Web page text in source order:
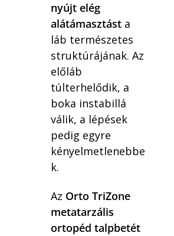
nyújt elég
alátámasztást a
láb természetes
struktúrájának. Az
előláb
túlterhelődik, a
boka instabillá
válik, a lépések
pedig egyre
kényelmetlenebbe
k.
Az Orto TriZone
metatarzális
ortopéd talpbetét